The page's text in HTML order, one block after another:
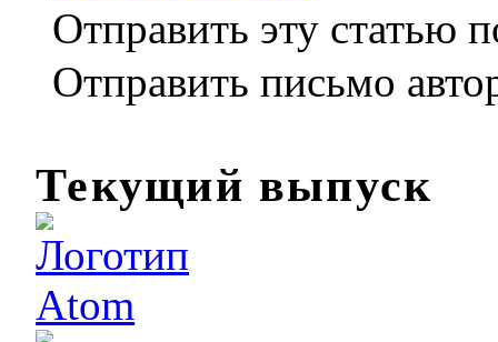
Отправить эту статью
Отправить письмо
Текущий выпуск